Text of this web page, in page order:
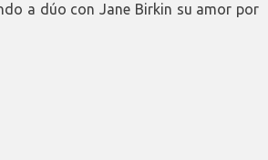
a dúo con Jane Birkin su amor por